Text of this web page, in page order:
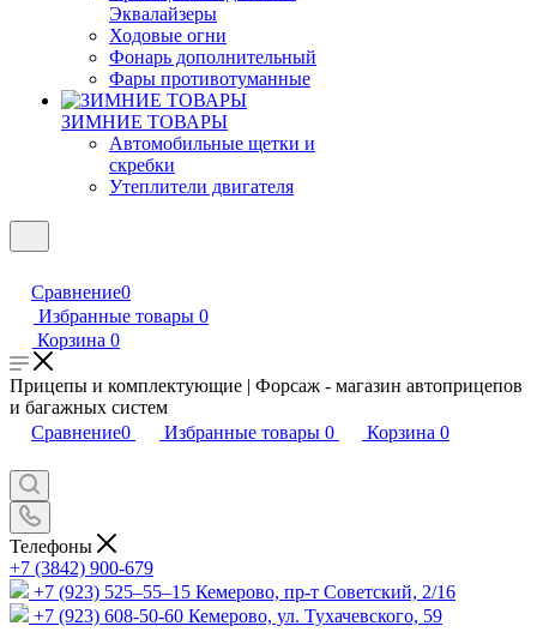
Эквалайзеры
Ходовые огни
Фонарь дополнительный
Фары противотуманные
ЗИМНИЕ ТОВАРЫ
Автомобильные щетки и
скребки
Утеплители двигателя
Сравнение0
Избранные товары 0
Корзина 0
Прицепы и комплектующие | Форсаж - магазин автоприцепов
и багажных систем
Сравнение0 Избранные товары 0 Корзина 0
Телефоны
+7 (3842) 900-679
+7 (923) 525–55–15 Кемерово, пр-т Советский, 2/16
+7 (923) 608-50-60 Кемерово, ул. Тухачевского, 59